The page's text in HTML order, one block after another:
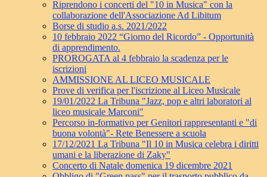
Riprendono i concerti del "10 in Musica" con la
collaborazione dell'Associazione Ad Libitum
Borse di studio a.s. 2021/2022
10 febbraio 2022 “Giorno del Ricordo” - Opportunità
di apprendimento.
PROROGATA al 4 febbraio la scadenza per le
iscrizioni
AMMISSIONE AL LICEO MUSICALE
Prove di verifica per l'iscrizione al Liceo Musicale
19/01/2022 La Tribuna "Jazz, pop e altri laboratori al
liceo musicale Marconi"
Percorso in-formativo per Genitori rappresentanti e "di
buona volontà"- Rete Benessere a scuola
17/12/2021 La Tribuna "Il 10 in Musica celebra i diritti
umani e la liberazione di Zaky"
Concerto di Natale domenica 19 dicembre 2021